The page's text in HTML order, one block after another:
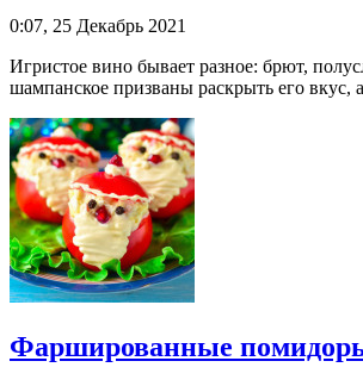
0:07, 25 Декабрь 2021
Игристое вино бывает разное: брют,
шампанское призваны раскрыть его вкус,
Фаршированные